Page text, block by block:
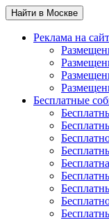
Найти в Москве
Реклама на
Бесплатные